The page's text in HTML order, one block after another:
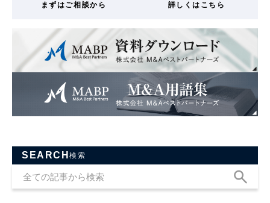
まずはご相談から 詳しくはこちら
SEARCH検索